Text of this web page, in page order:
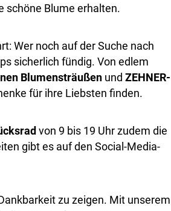
schöne Blume erhalten.
Wer noch auf der Suche nach
sicherlich fündig. Von edlem
Blumensträußen und ZEHNER-
für ihre Liebsten finden.
von 9 bis 19 Uhr zudem die
gibt es auf den Social-Media-
zu zeigen. Mit unserem